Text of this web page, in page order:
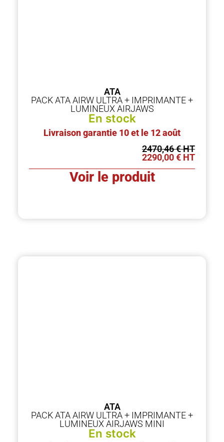
ATA
PACK ATA AIRW ULTRA + IMPRIMANTE +
LUMINEUX AIRJAWS
En stock
Livraison garantie 10 et le 12 août
2470,46€
2290,00€
Voir le produit
ATA
PACK ATA AIRW ULTRA + IMPRIMANTE +
LUMINEUX AIRJAWS MINI
En stock